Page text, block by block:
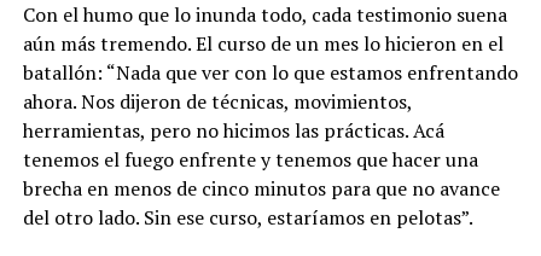
Con el humo que lo inunda todo, cada testimonio suena
aún más tremendo. El curso de un mes lo hicieron en el
batallón: “Nada que ver con lo que estamos enfrentando
ahora. Nos dijeron de técnicas, movimientos,
herramientas, pero no hicimos las prácticas. Acá
tenemos el fuego enfrente y tenemos que hacer una
brecha en menos de cinco minutos para que no avance
del otro lado. Sin ese curso, estaríamos en pelotas”.